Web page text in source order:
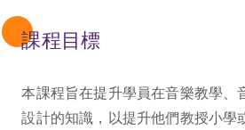
課程目標
本課程旨在提升學員在音樂教學、
設計的知識，以提升他們教授小學